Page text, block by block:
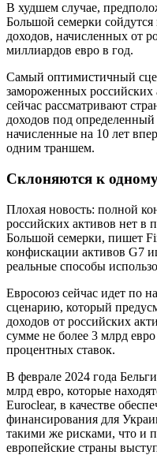
В худшем случае,
Большой семерки
доходов, начисленных от
миллиардов евро в год.
Самый оптимистичный
замороженных российских
сейчас рассматривают
доходов под
начисленные на 10 лет
одним траншем.
Склоняются к
Плохая новость: полной
российских активов нет в
Большой семерки, пишет
конфискации активов G7
реальные способы
Евросоюз сейчас идет по
сценарию, который
доходов от российских
сумме не более 3 млрд
процентных ставок.
В феврале 2024 года
млрд евро, которые
Euroclear, в качестве
финансирования для
такими же рисками, что и
европейские страны